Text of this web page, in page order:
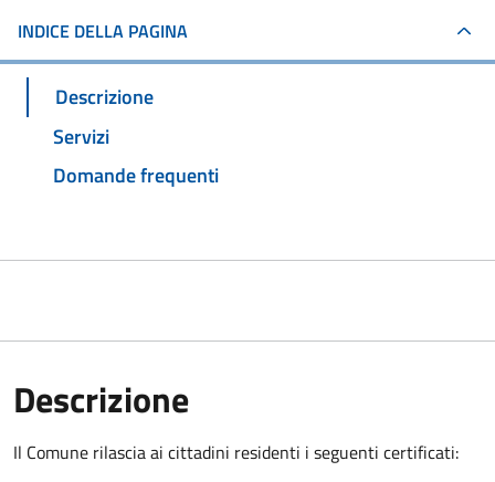
INDICE DELLA PAGINA
Descrizione
Servizi
Domande frequenti
Descrizione
Il Comune rilascia ai cittadini residenti i seguenti certificati: